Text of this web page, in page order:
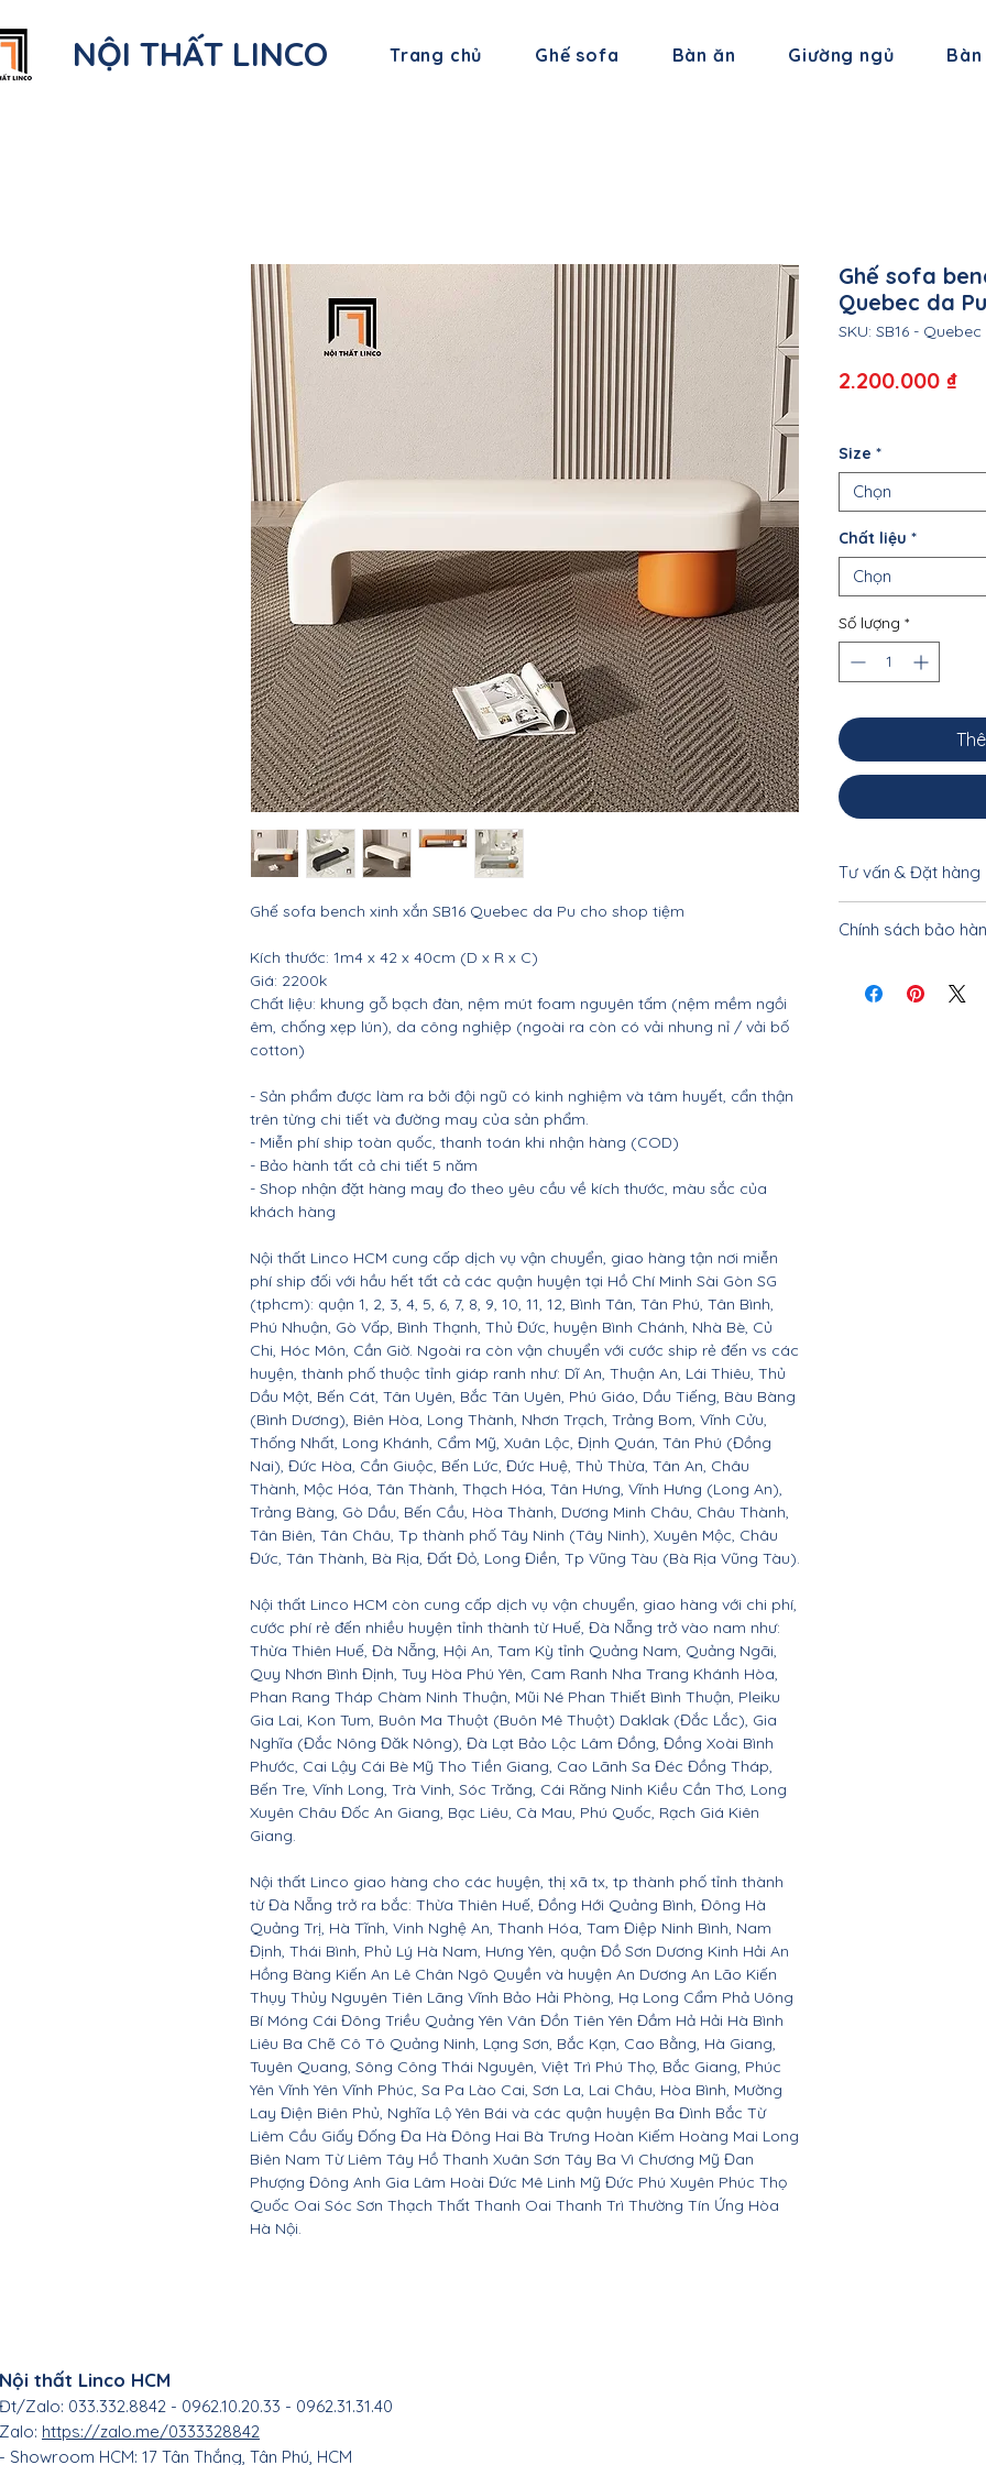
NỘI THẤT LINCO Trang chủ Ghế sofa Bàn ăn Giường ngủ
Ghế sofa bench xinh xắn SB16 Quebec da Pu cho shop tiệm
Kích thước: 1m4 x 42 x 40cm (D x R x C)
Giá: 2200k
Chất liệu: khung gỗ bạch đàn, nệm mút foam nguyên tấm (nệm mềm ngồi
êm, chống xẹp lún), da công nghiệp (ngoài ra còn có vải nhung nỉ / vải bố
cotton)
- Sản phẩm được làm ra bởi đội ngũ có kinh nghiệm và tâm huyết, cẩn thận
trên từng chi tiết và đường may của sản phẩm.
- Miễn phí ship toàn quốc, thanh toán khi nhận hàng (COD)
- Bảo hành tất cả chi tiết 5 năm
- Shop nhận đặt hàng may đo theo yêu cầu về kích thước, màu sắc của
khách hàng
Nội thất Linco HCM cung cấp dịch vụ vận chuyển, giao hàng tận nơi miễn
phí ship đối với hầu hết tất cả các quận huyện tại Hồ Chí Minh Sài Gòn SG
(tphcm): quận 1, 2, 3, 4, 5, 6, 7, 8, 9, 10, 11, 12, Bình Tân, Tân Phú, Tân Bình,
Phú Nhuận, Gò Vấp, Bình Thạnh, Thủ Đức, huyện Bình Chánh, Nhà Bè, Củ
Chi, Hóc Môn, Cần Giờ. Ngoài ra còn vận chuyển với cước ship rẻ đến vs các
huyện, thành phố thuộc tỉnh giáp ranh như: Dĩ An, Thuận An, Lái Thiêu, Thủ
Dầu Một, Bến Cát, Tân Uyên, Bắc Tân Uyên, Phú Giáo, Dầu Tiếng, Bàu Bàng
(Bình Dương), Biên Hòa, Long Thành, Nhơn Trạch, Trảng Bom, Vĩnh Cửu,
Thống Nhất, Long Khánh, Cẩm Mỹ, Xuân Lộc, Định Quán, Tân Phú (Đồng
Nai), Đức Hòa, Cần Giuộc, Bến Lức, Đức Huệ, Thủ Thừa, Tân An, Châu
Thành, Mộc Hóa, Tân Thành, Thạch Hóa, Tân Hưng, Vĩnh Hưng (Long An),
Trảng Bàng, Gò Dầu, Bến Cầu, Hòa Thành, Dương Minh Châu, Châu Thành,
Tân Biên, Tân Châu, Tp thành phố Tây Ninh (Tây Ninh), Xuyên Mộc, Châu
Đức, Tân Thành, Bà Rịa, Đất Đỏ, Long Điền, Tp Vũng Tàu (Bà Rịa Vũng Tàu).
Nội thất Linco HCM còn cung cấp dịch vụ vận chuyển, giao hàng với chi phí,
cước phí rẻ đến nhiều huyện tỉnh thành từ Huế, Đà Nẵng trở vào nam như:
Thừa Thiên Huế, Đà Nẵng, Hội An, Tam Kỳ tỉnh Quảng Nam, Quảng Ngãi,
Quy Nhơn Bình Định, Tuy Hòa Phú Yên, Cam Ranh Nha Trang Khánh Hòa,
Phan Rang Tháp Chàm Ninh Thuận, Mũi Né Phan Thiết Bình Thuận, Pleiku
Gia Lai, Kon Tum, Buôn Ma Thuột (Buôn Mê Thuột) Daklak (Đắc Lắc), Gia
Nghĩa (Đắc Nông Đăk Nông), Đà Lạt Bảo Lộc Lâm Đồng, Đồng Xoài Bình
Phước, Cai Lậy Cái Bè Mỹ Tho Tiền Giang, Cao Lãnh Sa Đéc Đồng Tháp,
Bến Tre, Vĩnh Long, Trà Vinh, Sóc Trăng, Cái Răng Ninh Kiều Cần Thơ, Long
Xuyên Châu Đốc An Giang, Bạc Liêu, Cà Mau, Phú Quốc, Rạch Giá Kiên
Giang.
Nội thất Linco giao hàng cho các huyện, thị xã tx, tp thành phố tỉnh thành
từ Đà Nẵng trở ra bắc: Thừa Thiên Huế, Đồng Hới Quảng Bình, Đông Hà
Quảng Trị, Hà Tĩnh, Vinh Nghệ An, Thanh Hóa, Tam Điệp Ninh Bình, Nam
Định, Thái Bình, Phủ Lý Hà Nam, Hưng Yên, quận Đồ Sơn Dương Kinh Hải An
Hồng Bàng Kiến An Lê Chân Ngô Quyền và huyện An Dương An Lão Kiến
Thụy Thủy Nguyên Tiên Lãng Vĩnh Bảo Hải Phòng, Hạ Long Cẩm Phả Uông
Bí Móng Cái Đông Triều Quảng Yên Vân Đồn Tiên Yên Đầm Hả Hải Hà Bình
Liêu Ba Chẽ Cô Tô Quảng Ninh, Lạng Sơn, Bắc Kạn, Cao Bằng, Hà Giang,
Tuyên Quang, Sông Công Thái Nguyên, Việt Trì Phú Thọ, Bắc Giang, Phúc
Yên Vĩnh Yên Vĩnh Phúc, Sa Pa Lào Cai, Sơn La, Lai Châu, Hòa Bình, Mường
Lay Điện Biên Phủ, Nghĩa Lộ Yên Bái và các quận huyện Ba Đình Bắc Từ
Liêm Cầu Giấy Đống Đa Hà Đông Hai Bà Trưng Hoàn Kiếm Hoàng Mai Long
Biên Nam Từ Liêm Tây Hồ Thanh Xuân Sơn Tây Ba Vì Chương Mỹ Đan
Phượng Đông Anh Gia Lâm Hoài Đức Mê Linh Mỹ Đức Phú Xuyên Phúc Thọ
Quốc Oai Sóc Sơn Thạch Thất Thanh Oai Thanh Trì Thường Tín Ứng Hòa
Hà Nội.
Ghế sofa
Quebec da
SKU: SB16 - Quebec
2.200.000 ₫Giá
Size *
Chọn
Chất liệu *
Chọn
Số lượng *
Tư vấn & Đặt hàng
khách vui lòng liên
Chính sách bảo
Nội thất Linco HCM
Đt/Zalo: 033.332.8842 - 0962.10.20.33 - 0962.31.31.40
Zalo: https://zalo.me/0333328842
- Showroom HCM: 17 Tân Thắng, Tân Phú, HCM